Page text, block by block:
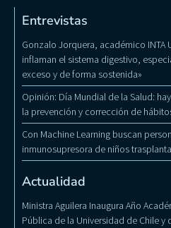
Entrevistas
Gonzalo Jorquera, académico INTA
inflaman el sistema digestivo,
exceso y de forma sostenida»
Opinión: Día Mundial de la Salud:
la prevención y corrección de
Con Machine Learning buscan
inmunosupresora de niños
Actualidad
Ministra Aguilera Inaugura Año
Pública de la Universidad de Chile y